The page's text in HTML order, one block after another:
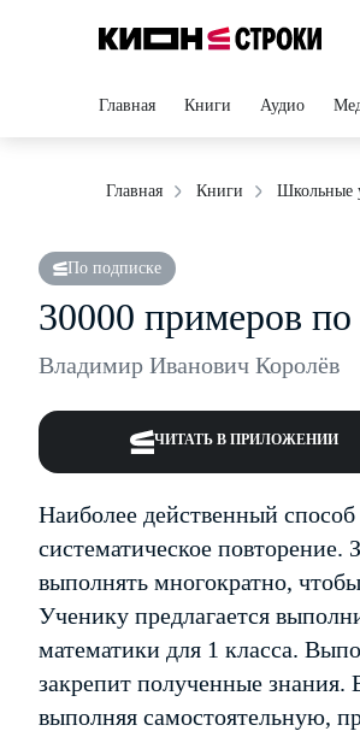
Главная Книги Аудио
Главная Книги Школьные
По подписке
30000 примеров по
Владимир Иванович Королёв
ЧИТАТЬ В ПРИЛОЖЕНИИ
Наиболее действенный
систематическое повторение.
выполнять многократно,
Ученику предлагается
математики для 1 класса.
закрепит полученные
выполняя самостоятельную,